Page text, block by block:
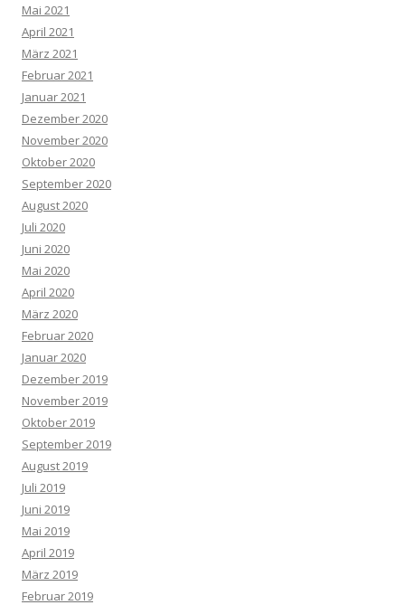
Mai 2021
April 2021
März 2021
Februar 2021
Januar 2021
Dezember 2020
November 2020
Oktober 2020
September 2020
August 2020
Juli 2020
Juni 2020
Mai 2020
April 2020
März 2020
Februar 2020
Januar 2020
Dezember 2019
November 2019
Oktober 2019
September 2019
August 2019
Juli 2019
Juni 2019
Mai 2019
April 2019
März 2019
Februar 2019